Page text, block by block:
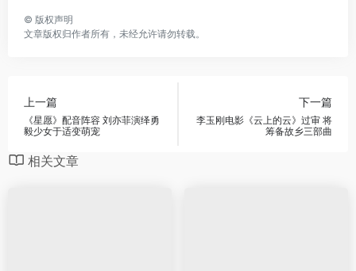
© 版权声明
文章版权归作者所有，未经允许请勿转载。
上一篇
《星愿》配音阵容 刘亦菲演绎勇
毅少女于适变萌宠
下一篇
李玉刚电影《云上的云》过审 将
筹备故乡三部曲
相关文章